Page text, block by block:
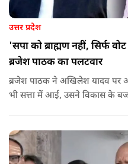
उत्तर प्रदेश
'सपा को ब्राह्मण नहीं, सिर्फ
ब्रजेश पाठक का पलटवार
ब्रजेश पाठक ने अखिलेश यादव पर
भी सत्ता में आई, उसने विकास के